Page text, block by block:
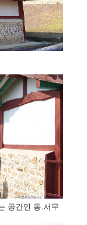
공간인 동.서무